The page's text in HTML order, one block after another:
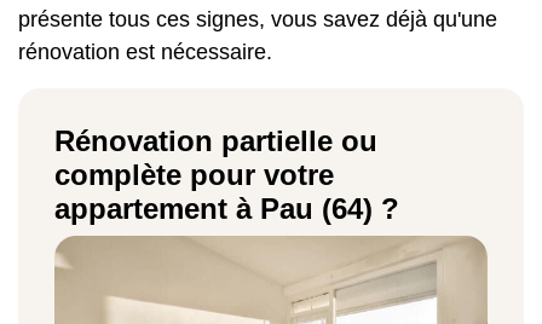
présente tous ces signes, vous savez déjà qu'une
rénovation est nécessaire.
Rénovation partielle ou
complète pour votre
appartement à Pau (64) ?